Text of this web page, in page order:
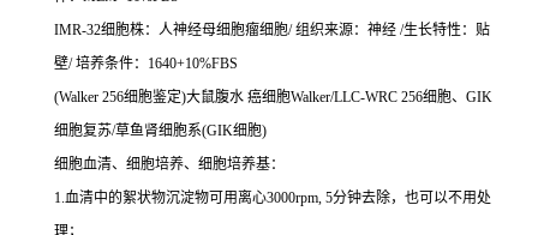
IMR-32细胞株：人神经母细胞瘤细胞/ 组织来源：神经 /生长特性：贴
壁/ 培养条件：1640+10%FBS
(Walker 256细胞鉴定)大鼠腹水 癌细胞Walker/LLC-WRC 256细胞、GIK
细胞复苏/草鱼肾细胞系(GIK细胞)
细胞血清、细胞培养、细胞培养基：
1.血清中的絮状物沉淀物可用离心3000rpm, 5分钟去除，也可以不用处
理；